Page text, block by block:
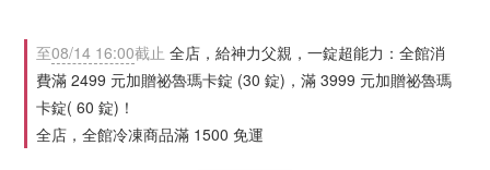
至08/14 16:00截止 全店，給神力父親，一錠超能力：全館消
費滿 2499 元加贈祕魯瑪卡錠 (30 錠)，滿 3999 元加贈祕魯瑪
卡錠( 60 錠)！
全店，全館冷凍商品滿 1500 免運